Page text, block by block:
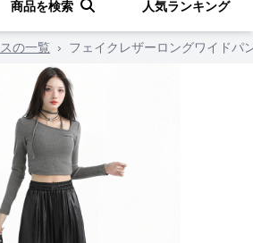
商品を検索 人気ランキング
の一覧 › フェイクレザーロングワイドパ